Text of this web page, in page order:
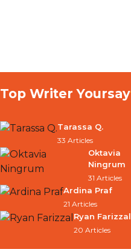
Top Writer Yoursay
Tarassa Q.
33 Articles
Oktavia
Ningrum
31 Articles
Ardina Praf
21 Articles
Ryan Farizzal
20 Articles